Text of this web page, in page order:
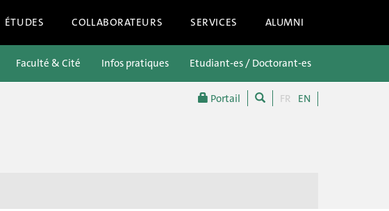
ÉTUDES COLLABORATEURS SERVICES ALUMNI
Portail FR EN
Faculté & Cité Infos pratiques Etudiant-es / Doctorant-es